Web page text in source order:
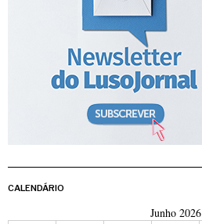
CALENDÁRIO
Junho 2026